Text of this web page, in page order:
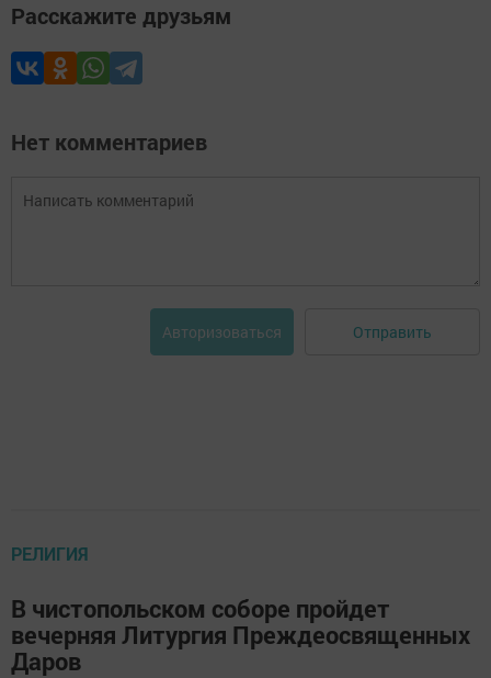
Расскажите друзьям
Нет комментариев
Авторизоваться Отправить
РЕЛИГИЯ
В чистопольском соборе пройдет
вечерняя Литургия Преждеосвященных
Даров